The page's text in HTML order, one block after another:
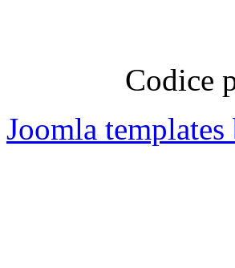
Codice
Joomla